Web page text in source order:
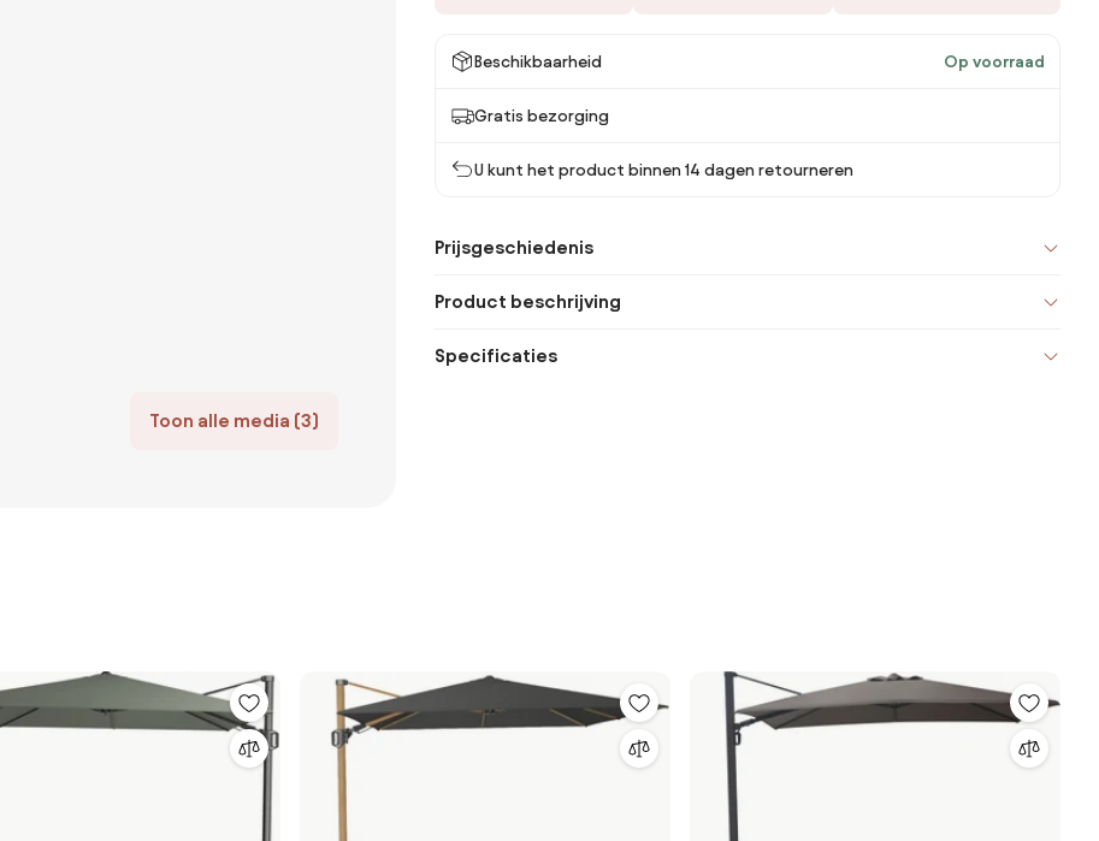
Toon alle media (3)
Beschikbaarheid Op voorraad
Gratis bezorging
U kunt het product binnen 14 dagen retourneren
Prijsgeschiedenis
Product beschrijving
Specificaties